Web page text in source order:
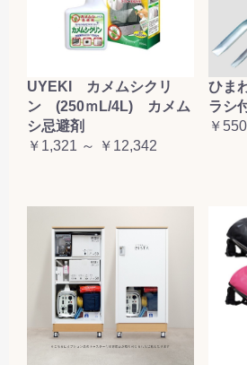
UYEKI カメムシクリ
ン (250ｍL/4L) カメム
シ忌避剤
￥1,321 ～ ￥12,342
ひま
ラシ
￥550